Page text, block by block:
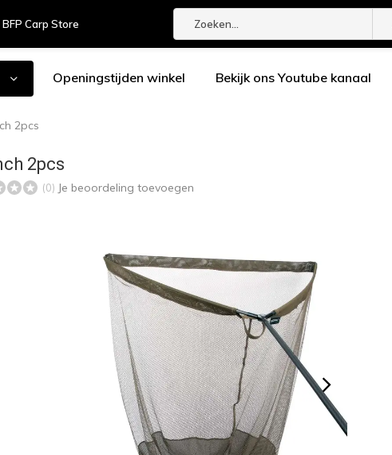
BFP Carp Store
Openingstijden winkel Bekijk ons Youtube kanaal
2pcs
2pcs
(0) Je beoordeling toevoegen